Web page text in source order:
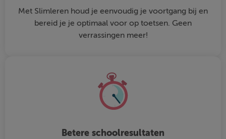
Met Slimleren houd je eenvoudig je voortgang bij en
bereid je je optimaal voor op toetsen. Geen
verrassingen meer!
Betere schoolresultaten